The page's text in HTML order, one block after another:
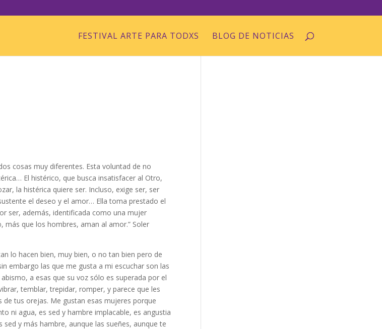
FESTIVAL ARTE PARA TODXS BLOG DE NOTICIAS
cosas muy diferentes. Esta voluntad de no
El histérico, que busca insatisfacer al Otro,
la histérica quiere ser. Incluso, exige ser, ser
el deseo y el amor… Ella toma prestado el
ser, además, identificada como una mujer
más que los hombres, aman al amor.” Soler
lo hacen bien, muy bien, o no tan bien pero de
embargo las que me gusta a mi escuchar son las
a esas que su voz sólo es superada por el
temblar, trepidar, romper, y parece que les
tus orejas. Me gustan esas mujeres porque
ni agua, es sed y hambre implacable, es angustia
y más hambre, aunque las sueñes, aunque te